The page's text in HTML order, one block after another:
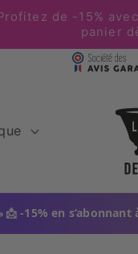
Profitez de -15%
panier
à notre
in France.